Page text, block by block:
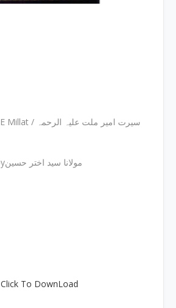
Seerat Ameer E Millat / سیرت امیر ملت علیہ الرحمہ
byمولانا سید اختر حسین
Click To DownLoad